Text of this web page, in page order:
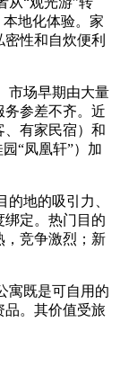
地化体验。家
性和自炊便利
市场早期由大量
务参差不齐。近
、有家民宿）和
“凤凰轩”）加
地的吸引力、
绑定。热门目的
，竞争激烈；新
寓既是可自用的
品。其价值受旅